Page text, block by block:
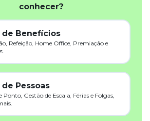
conhecer?
de Benefícios
Refeição, Home Office, Premiação e
Pessoas
Ponto, Gestão de Escala, Férias e Folgas,